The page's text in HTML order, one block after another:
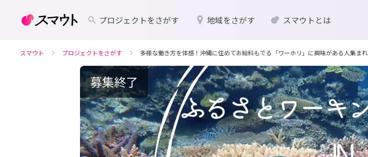
プロジェクトをさがす 地域をさがす スマウトとは
スマウト プロジェクトをさがす 多様な働き方を体感！沖縄に住めてお給料もでる「ワーホリ」に興味がある人集ま
募集終了